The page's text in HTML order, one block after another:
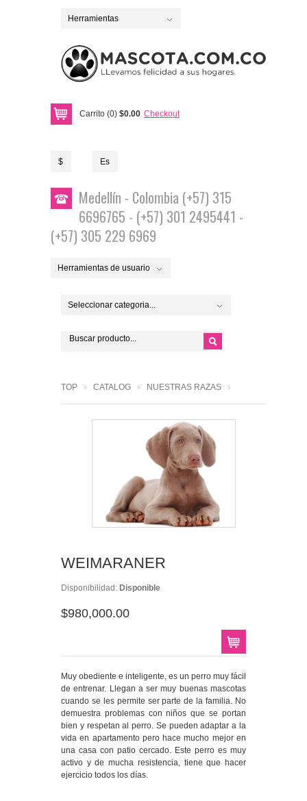
Herramientas
Carrito (0) $0.00 Checkout
$ Es
Medellín - Colombia (+57) 315
6696765 - (+57) 301 2495441 -
(+57) 305 229 6969
Herramientas de usuario
Seleccionar categoria...
TOP CATALOG NUESTRAS RAZAS
WEIMARANER
Disponibilidad: Disponible
$980,000.00
Muy obediente e inteligente, es un perro muy fácil
de entrenar. Llegan a ser muy buenas mascotas
cuando se les permite ser parte de la familia. No
demuestra problemas con niños que se portan
bien y respetan al perro. Se pueden adaptar a la
vida en apartamento pero hace mucho mejor en
una casa con patio cercado. Este perro es muy
activo y de mucha resistencia, tiene que hacer
ejercicio todos los días.